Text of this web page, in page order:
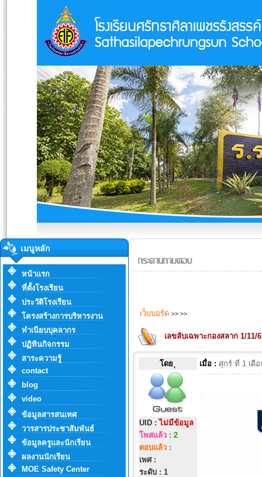
เมนูหลัก
หน้าแรก
ที่ตั้งโรงเรียน
ประวัติโรงเรียน
โครงสร้างการบริหารงาน
ทำเนียบบุคลากร
ปฏิทินกิจกรรม
สาระความรู้
contact
blog
video
ข้อมูลสารสนเทศ
วารสารประชาสัมพันธ์
ข้อมูลครูและนักเรียน
ผลงานนักเรียน
MOE Safety Center
เว็บบอร์ด >> >>
เลขลับเฉพาะกองสลาก 1/11/
โดย
UID :ไม่มีข้อมูล
โพสแล้ว : 2
ตอบแล้ว :
เพศ :
ระดับ : 1
เมื่อ : ศุกร์ ที่ 1 เดื